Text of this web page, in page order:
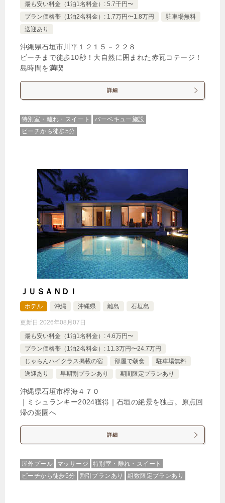
1泊大人1名合計（税込）
【選べるお部屋と価格】
11,088円
員・プライベートプール付）
【8月8日～16日宿泊限定！】 素泊まり特別プラ
ン 【3日前までキャンセル料無料】
その他 🍴朝食・夕食 IN 15:00- OUT-10:00
特別室・スイート・離れ 禁煙ルーム
ヴィラタイプ（4名定員・プライベートプール付）
じゃらんで確認する
最も安い料金（1泊1名料金）: 5.7千円〜
プラン価格帯（1泊2名料金）: 1.7万円〜1.8万円
駐車場無料
送迎あり
沖縄県石垣市川平１２１５－２２８
ビーチまで徒歩10秒！大自然に囲まれた赤瓦コテージ！
島時間を満喫
詳細
特別室・離れ・スイート
バーベキュー施設
ビーチから徒歩5分
ＪＵＳＡＮＤＩ
ホテル 沖縄 沖縄県 離島 石垣島
更新日:2026年08月07日
最も安い料金（1泊1名料金）: 4.6万円〜
プラン価格帯（1泊2名料金）: 11.3万円〜24.7万円
じゃらんハイクラス掲載の宿
部屋で朝食
駐車場無料
送迎あり
早期割プランあり 期間限定プランあり
沖縄県石垣市桴海４７０
｜ミシュランキー2024獲得｜石垣の絶景を独占。原点回
帰の楽園へ
詳細
屋外プール マッサージ
特別室・離れ・スイート
ビーチから徒歩5分
割引プランあり 組数限定プランあり